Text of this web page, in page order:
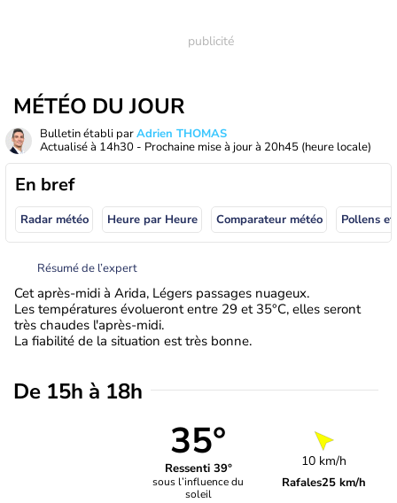
MÉTÉO DU JOUR
Bulletin établi parAdrien THOMAS
Actualisé à 14h30 - Prochaine mise à jour à 20h45 (heure locale)
En bref
Radar météo Heure par Heure Comparateur météo Pollens
Résumé de l’expert
Cet après-midi à Arida, Légers passages nuageux.
Les températures évolueront entre 29 et 35°C, elles seront
très chaudes l'après-midi.
La fiabilité de la situation est très bonne.
De 15h à 18h
35°
Ressenti 39°
sous l’influence du
soleil
10 km/h
Rafales25 km/h